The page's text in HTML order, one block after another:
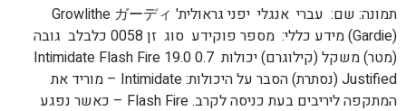
תמונה: שם: עברי אנגלי יפני גראולית' Growlithe ガーディ
(Gardie) מידע כללי: מספר פוקידע סוג זן 0058 כלבלב גובה
(מטר) משקל (קילוגרם) יכולות 0.7 19.0 Intimidate Flash Fire
Justified (נסתרת) הסבר על היכולות: Intimidate – מוריד את
המתקפה ליריבים בעת כניסה לקרב. Flash Fire – כאשר נפגע